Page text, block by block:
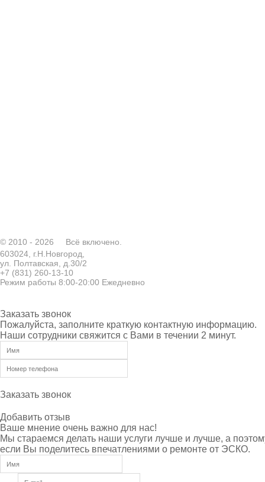
© 2010 - 2026
Всё включено.
603024, г.Н.Новгород,
ул. Полтавская, д.30/2
+7 (831) 260-13-10
Режим работы 8:00-20:00 Ежедневно
Заказать звонок
Пожалуйста, заполните краткую контактную информацию.
Наши сотрудники свяжится с Вами в течении 2 минут.
Заказать звонок
Добавить отзыв
Ваше мнение очень важно для нас!
Мы стараемся делать наши услуги лучше и лучше, а
если Вы поделитесь впечатлениями о ремонте от ЭСКО.